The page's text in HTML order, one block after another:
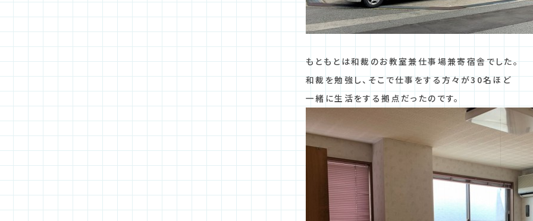
もともとは和裁のお教室兼仕事場兼寄宿舎でした。
和裁を勉強し、そこで仕事をする方々が30名ほど
一緒に生活をする拠点だったのです。